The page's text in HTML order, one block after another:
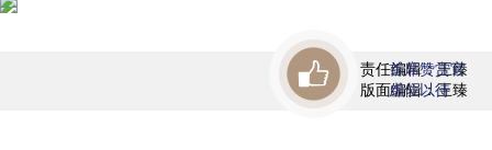
责任编辑：王臻
版面编辑：王臻
首席赞赏官
虚位以待